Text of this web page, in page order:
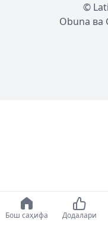
©
Obuna ва
Бош саҳифа Додалари